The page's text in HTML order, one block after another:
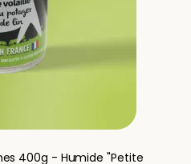
400g - Humide "Petite